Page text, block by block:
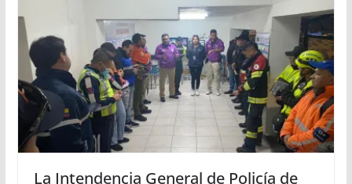
La Intendencia General de Policía de